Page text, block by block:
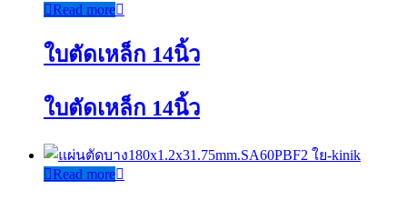
Read more
ใบตัดเหล็ก 14นิ้ว
ใบตัดเหล็ก 14นิ้ว
Read more